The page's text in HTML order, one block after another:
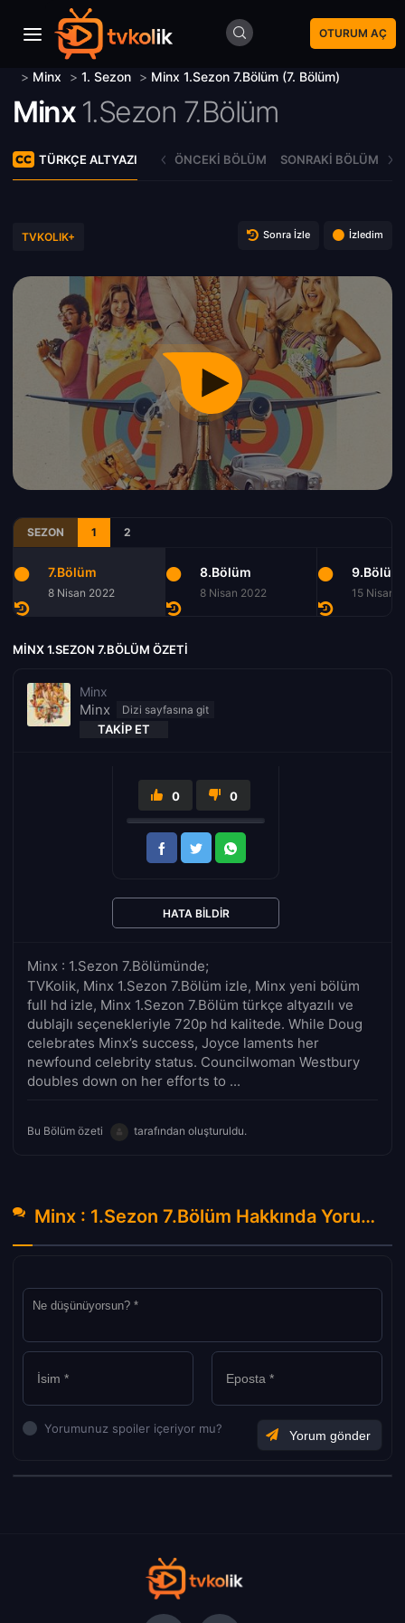
OTURUM AÇ
> Minx > 1. Sezon > Minx 1.Sezon 7.Bölüm (7. Bölüm)
Minx 1.Sezon 7.Bölüm
TÜRKÇE ALTYAZI ÖNCEKI BÖLÜM SONRAKI BÖLÜM
TVKOLIK+ Sonra İzle İzledim
SEZON 1 2
7.Bölüm
8 Nisan 2022
8.Bölüm
8 Nisan 2022
9.Bölüm
15 Nisan
MINX 1.SEZON 7.BÖLÜM ÖZETI
Minx
Minx
TAKIP ET
Minx : 1.Sezon 7.Bölümünde;
TVKolik, Minx 1.Sezon 7.Bölüm izle, Minx yeni bölüm
full hd izle, Minx 1.Sezon 7.Bölüm türkçe altyazılı ve
dublajlı seçenekleriyle 720p hd kalitede. While Doug
celebrates Minx’s success, Joyce laments her
newfound celebrity status. Councilwoman Westbury
doubles down on her efforts to ...
Bu Bölüm özeti tarafından oluşturuldu.
0 0
HATA BILDIR
Minx : 1.Sezon 7.Bölüm Hakkında Yorumlar
Yorumunuz spoiler içeriyor mu?